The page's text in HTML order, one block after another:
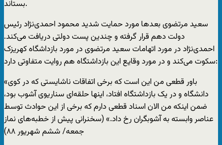
بستاند.
سعید مرتضوی بعدها مورد حمایت شدید محمود احمدی‌نژاد رئیس
دولت دهم قرار گرفته و چندین پست دولتی دریافت می‌کند.
احمدی‌نژاد در مورد اتهامات سعید مرتضوی در مورد بازداشگاه کهریزک
سکوت می‌کند و در مورد وقایع این بازداشتگاه هم روایت متفاوتی دارد:
«باور قطعی من این است که برخی اتفاقات ناشایستی که در کوی
دانشگاه و در یک بازداشتگاه افتاد، اینها حلقه‌ای سناریوی آشوب بود،
ضمن اینکه من الان اسناد قطعی دارم که برخی از این حوادث توسط
عناصر وابسته به آشوبگران رخ داد.» (سخنرانی پیش از خطبه‌های نماز
جمعه/ ششم شهریور ۸۸)